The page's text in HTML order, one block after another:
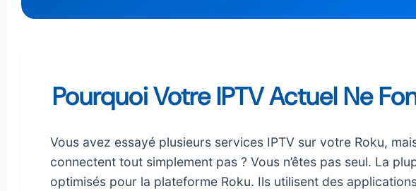
Pourquoi Votre IPTV Actuel Ne
Vous avez essayé plusieurs services IPTV sur votre Roku,
connectent tout simplement pas ? Vous n’êtes pas seul. La
optimisés pour la plateforme Roku. Ils utilisent des